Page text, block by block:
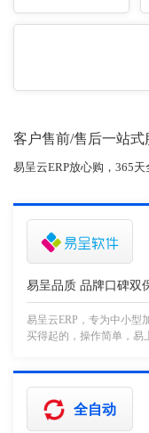
客户售前/售后一站式
易呈云ERP放心购，365
易呈品质 品牌口碑双
易呈云ERP，专为中小型
买得起的，操作简单，易
全自动